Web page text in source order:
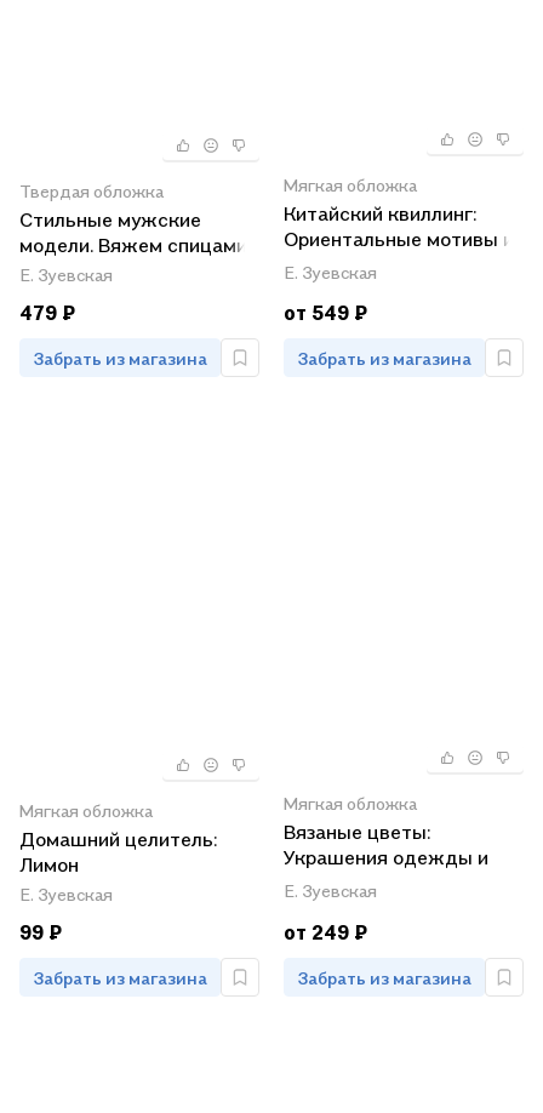
Твердая обложка
Стильные мужские
модели. Вяжем спицами
Е. Зуевская
479 ₽
Забрать из магазина
Мягкая обложка
Китайский квиллинг:
Ориентальные мотивы из
бумажных лент
Е. Зуевская
от 549 ₽
Забрать из магазина
Мягкая обложка
Домашний целитель:
Лимон
Е. Зуевская
99 ₽
Забрать из магазина
Мягкая обложка
Вязаные цветы:
Украшения одежды и
интерьера. Спицы
Е. Зуевская
от 249 ₽
Забрать из магазина